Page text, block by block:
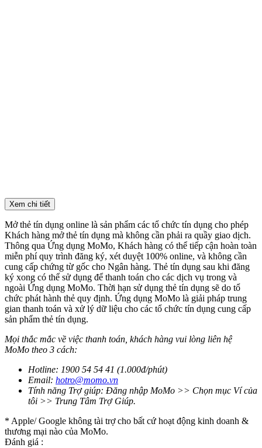
Xem chi tiết
Mở thẻ tín dụng online là sản phẩm các tổ chức tín dụng cho phép
Khách hàng mở thẻ tín dụng mà không cần phải ra quầy giao dịch.
Thông qua Ứng dụng MoMo, Khách hàng có thể tiếp cận hoàn toàn
miễn phí quy trình đăng ký, xét duyệt 100% online, và không cần
cung cấp chứng từ gốc cho Ngân hàng. Thẻ tín dụng sau khi đăng
ký xong có thể sử dụng để thanh toán cho các dịch vụ trong và
ngoài Ứng dụng MoMo. Thời hạn sử dụng thẻ tín dụng sẽ do tổ
chức phát hành thẻ quy định. Ứng dụng MoMo là giải pháp trung
gian thanh toán và xử lý dữ liệu cho các tổ chức tín dụng cung cấp
sản phẩm thẻ tín dụng.
Mọi thắc mắc về việc thanh toán, khách hàng vui lòng liên hệ
MoMo theo 3 cách:
Hotline: 1900 54 54 41 (1.000đ/phút)
Email: hotro@momo.vn
Tính năng Trợ giúp: Đăng nhập MoMo >> Chọn mục Ví của
tôi >> Trung Tâm Trợ Giúp.
* Apple/ Google không tài trợ cho bất cứ hoạt động kinh doanh &
thương mại nào của MoMo.
Đánh giá :